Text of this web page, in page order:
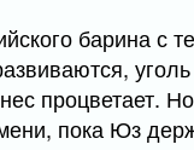
барина с
процветает.
пока Юз